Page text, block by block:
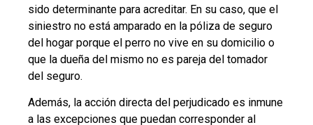
sido determinante para acreditar. En su caso, que el
siniestro no está amparado en la póliza de seguro
del hogar porque el perro no vive en su domicilio o
que la dueña del mismo no es pareja del tomador
del seguro.
Además, la acción directa del perjudicado es inmune
a las excepciones que puedan corresponder al